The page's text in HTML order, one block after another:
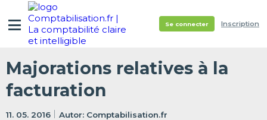
Se connecter Inscription
Majorations relatives à la
facturation
11. 05. 2016 Comptabilisation.fr